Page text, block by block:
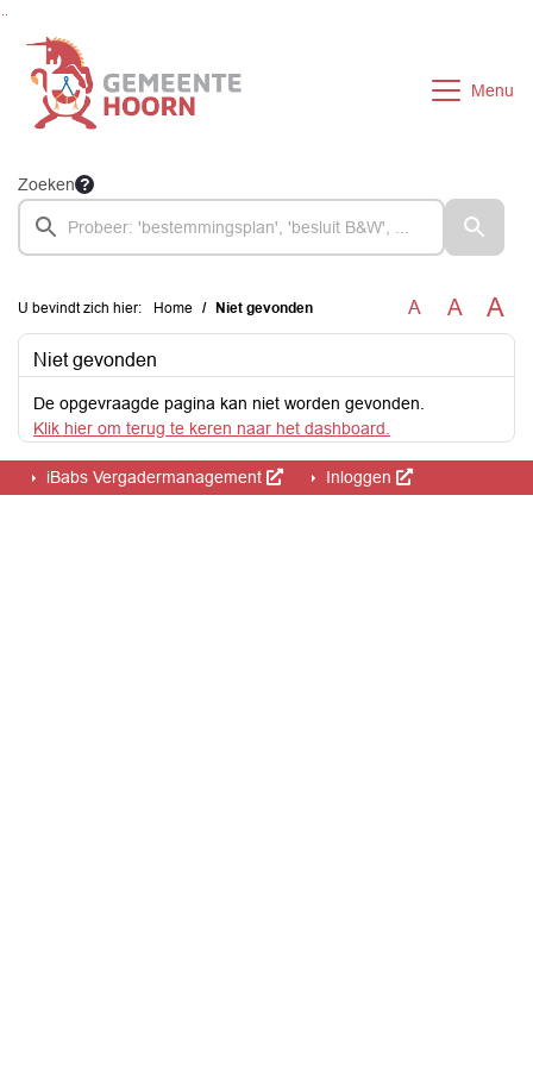
Menu
Zoeken
U bevindt zich hier: Home Niet gevonden A A A
Niet gevonden
De opgevraagde pagina kan niet worden gevonden.
Klik hier om terug te keren naar het dashboard.
iBabs Vergadermanagement Inloggen